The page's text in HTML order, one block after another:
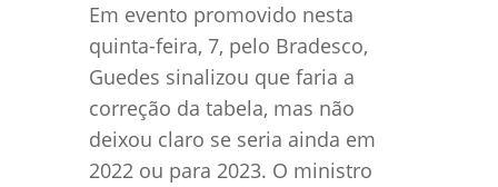
Em evento promovido nesta
quinta-feira, 7, pelo Bradesco,
Guedes sinalizou que faria a
correção da tabela, mas não
deixou claro se seria ainda em
2022 ou para 2023. O ministro